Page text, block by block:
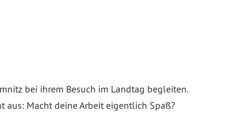
bei ihrem Besuch im Landtag begleiten.
aus: Macht deine Arbeit eigentlich Spaß?